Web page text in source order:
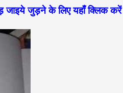
जाइयेजुड़ने के लिए यहाँ क्लिक करें